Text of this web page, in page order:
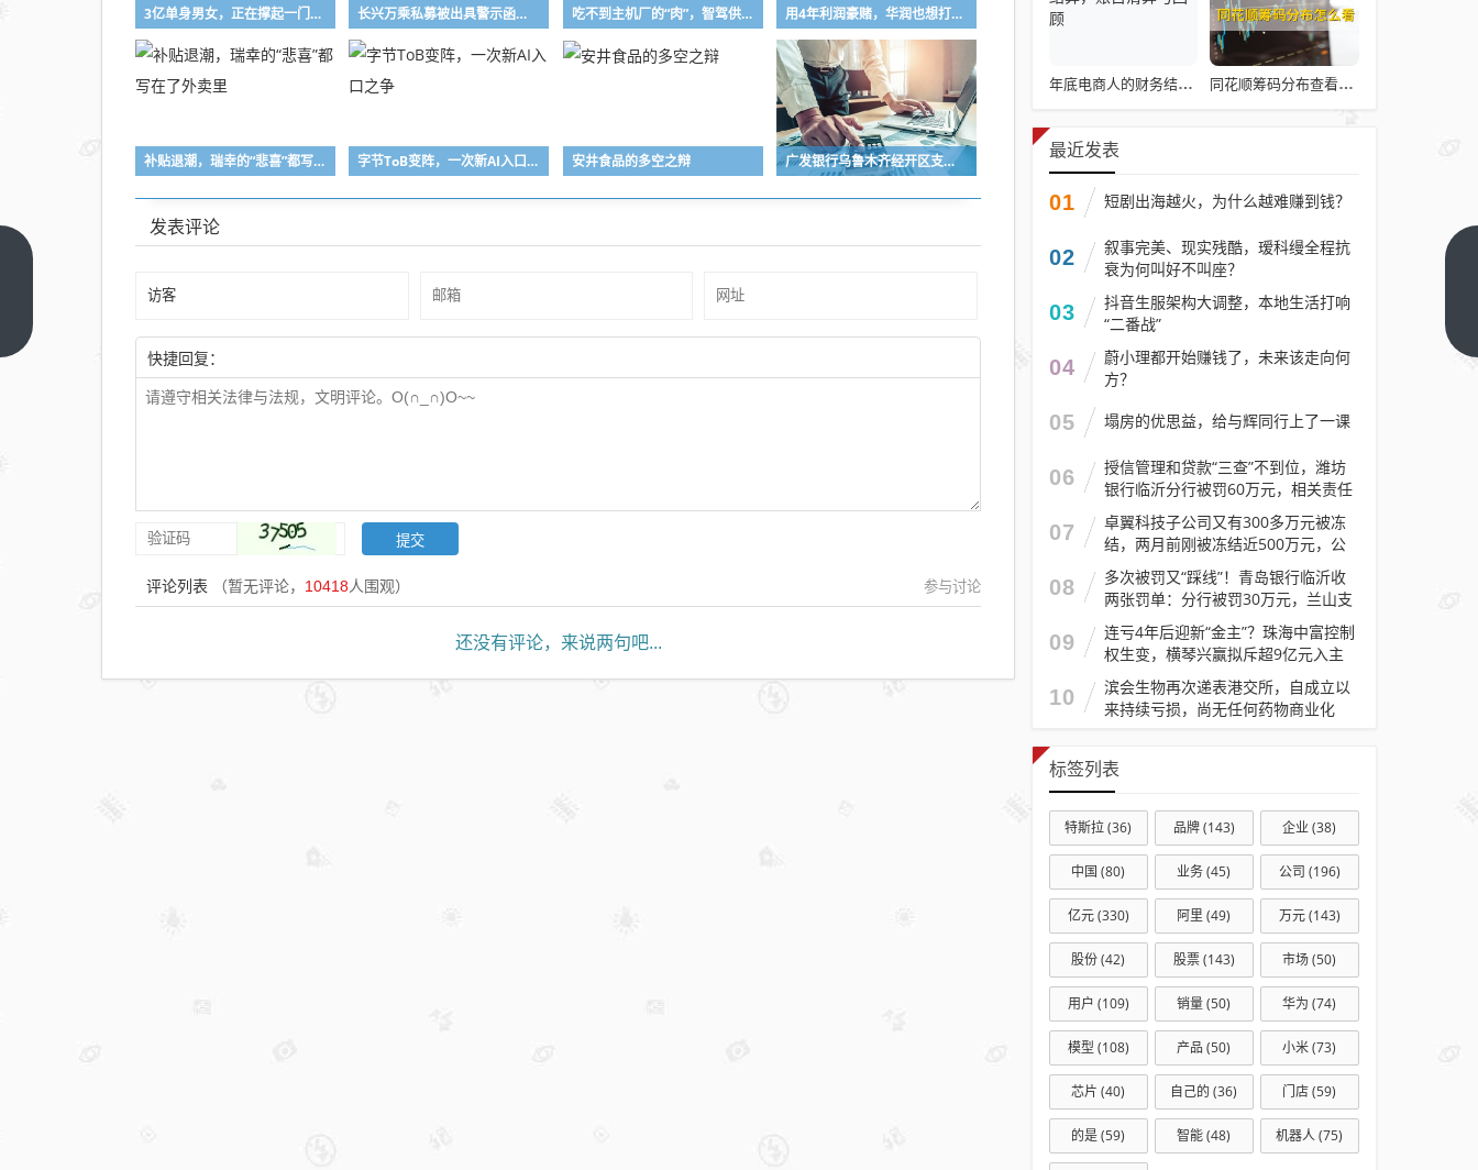
3亿单身男女，正在撑起一门10万亿的生意 长兴万乘私募被出具警示函，涉投资运作违规 吃不到主机厂的“肉”，智驾供应商集体送“快递”了？ 用4年利润豪赌，华润也想打造一个国产拜耳
补贴退潮，瑞幸的“悲喜”都写在了外卖里 字节ToB变阵，一次新AI入口之争 安井食品的多空之辩 广发银行乌鲁木齐经开区支行被罚20万，涉贷款管理不到位
发表评论
快捷回复：
评论列表 （暂无评论， 10418人围观） 参与讨论
还没有评论，来说两句吧...
年底电商人的财务结算，账目清算与回顾 同花顺筹码分布查看详解攻略
最近发表
01 短剧出海越火，为什么越难赚到钱？
02
叙事完美、现实残酷，瑷科缦全程抗
衰为何叫好不叫座？
03
抖音生服架构大调整，本地生活打响
“二番战”
04
蔚小理都开始赚钱了，未来该走向何
方？
05 塌房的优思益，给与辉同行上了一课
06
授信管理和贷款“三查”不到位，潍坊
银行临沂分行被罚60万元，相关责任
人被警告
07
卓翼科技子公司又有300多万元被冻
结，两月前刚被冻结近500万元，公
司去年预计亏损至少2.1亿元
08
多次被罚又“踩线”！青岛银行临沂收
两张罚单：分行被罚30万元，兰山支
行被罚30万元
09
连亏4年后迎新“金主”？珠海中富控制
权生变，横琴兴赢拟斥超9亿元入主
10
滨会生物再次递表港交所，自成立以
来持续亏损，尚无任何药物商业化
标签列表
特斯拉(36) 品牌(143) 企业(38)
中国 (80) 业务(45) 公司 (196)
亿元(330) 阿里 (49) 万元(143)
股份(42) 股票(143) 市场(50)
用户 (109) 销量(50) 华为 (74)
模型 (108) 产品 (50) 小米(73)
芯片 (40) 自己的 (36) 门店(59)
的是(59) 智能(48) 机器人(75)